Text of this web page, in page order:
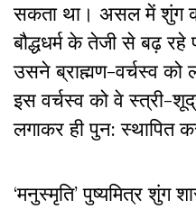
सकता था। असल में शुंग
बौद्धधर्म के तेजी से बढ़
उसने ब्राह्मण-वर्चस्व को
इस वर्चस्व को वे स्त्री-
लगाकर ही पुन: स्थापित
‘मनुस्मृति’ पुष्यमित्र